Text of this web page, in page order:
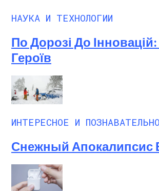
НАУКА И ТЕХНОЛОГИИ
По Дорозі До
Героїв
ИНТЕРЕСНОЕ И
Снежный Апокалипсис